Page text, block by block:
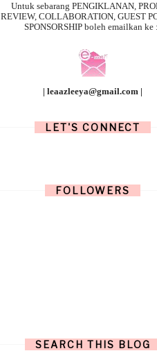
Untuk sebarang PENGIKLANAN,
REVIEW, COLLABORATION, GUEST
SPONSORSHIP boleh emailkan ke
| leaazleeya@gmail.com |
LET'S CONNECT
FOLLOWERS
SEARCH THIS BLOG